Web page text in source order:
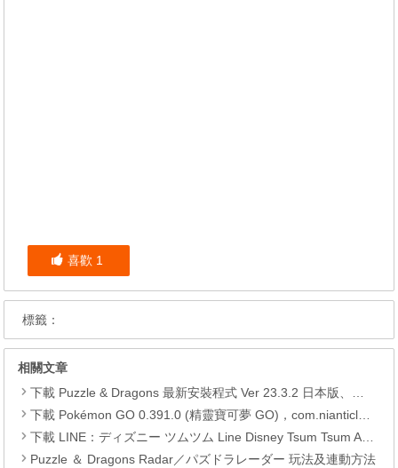
喜歡 1
標籤：
相關文章
下載 Puzzle & Dragons 最新安裝程式 Ver 23.3.2 日本版、港台版… (PAD Radar) (.apk) (.xapk)
下載 Pokémon GO 0.391.0 (精靈寶可夢 GO)，com.nianticlabs.pokemongo (.apk) (.xapk)
下載 LINE：ディズニー ツムツム Line Disney Tsum Tsum APK
Puzzle ＆ Dragons Radar／パズドラレーダー 玩法及連動方法